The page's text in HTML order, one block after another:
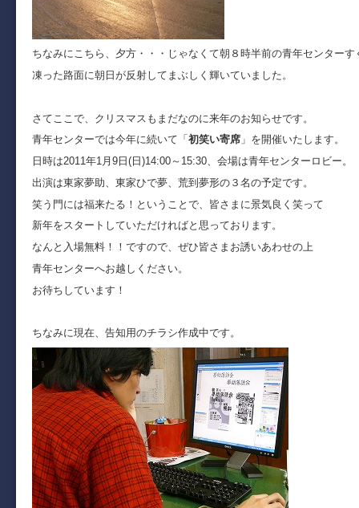
ちなみにこちら、夕方・・・じゃなくて朝８時半前の青年センターす
凍った路面に朝日が反射してまぶしく輝いていました。
さてここで、クリスマスもまだなのに来年のお知らせです。
青年センターでは今年に続いて「 初笑い寄席 」を開催いたします。
日時は2011年1月9日(日)14:00～15:30、会場は青年センターロビー。
出演は東家夢助、東家ひで夢、荒到夢形の３名の予定です。
笑う門には福来たる！ということで、皆さまに景気良く笑って
新年をスタートしていただければと思っております。
なんと入場無料！！ですので、ぜひ皆さまお誘いあわせの上
青年センターへお越しください。
お待ちしています！
ちなみに現在、告知用のチラシ作成中です。